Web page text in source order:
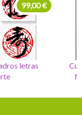
Cuadros letras
seurte
99,00 €